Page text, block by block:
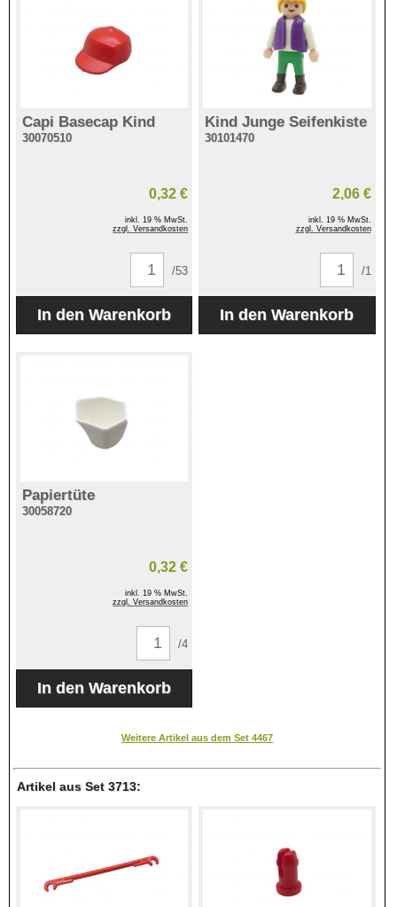
Capi Basecap Kind
30070510
0,32 €
inkl. 19 % MwSt.
zzgl. Versandkosten
/53
Kind Junge Seifenkiste
30101470
2,06 €
inkl. 19 % MwSt.
zzgl. Versandkosten
/1
Papiertüte
30058720
0,32 €
inkl. 19 % MwSt.
zzgl. Versandkosten
/4
Weitere Artikel aus dem Set 4467
Artikel aus Set 3713: